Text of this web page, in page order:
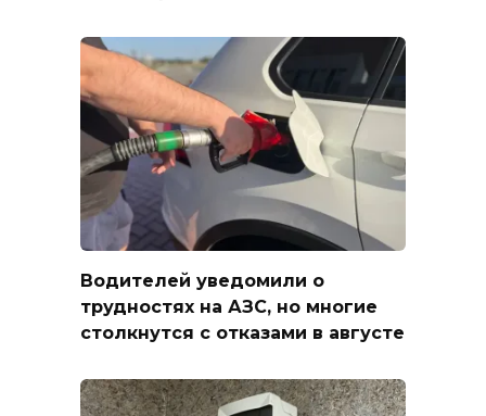
Водителей уведомили о
трудностях на АЗС, но многие
столкнутся с отказами в августе